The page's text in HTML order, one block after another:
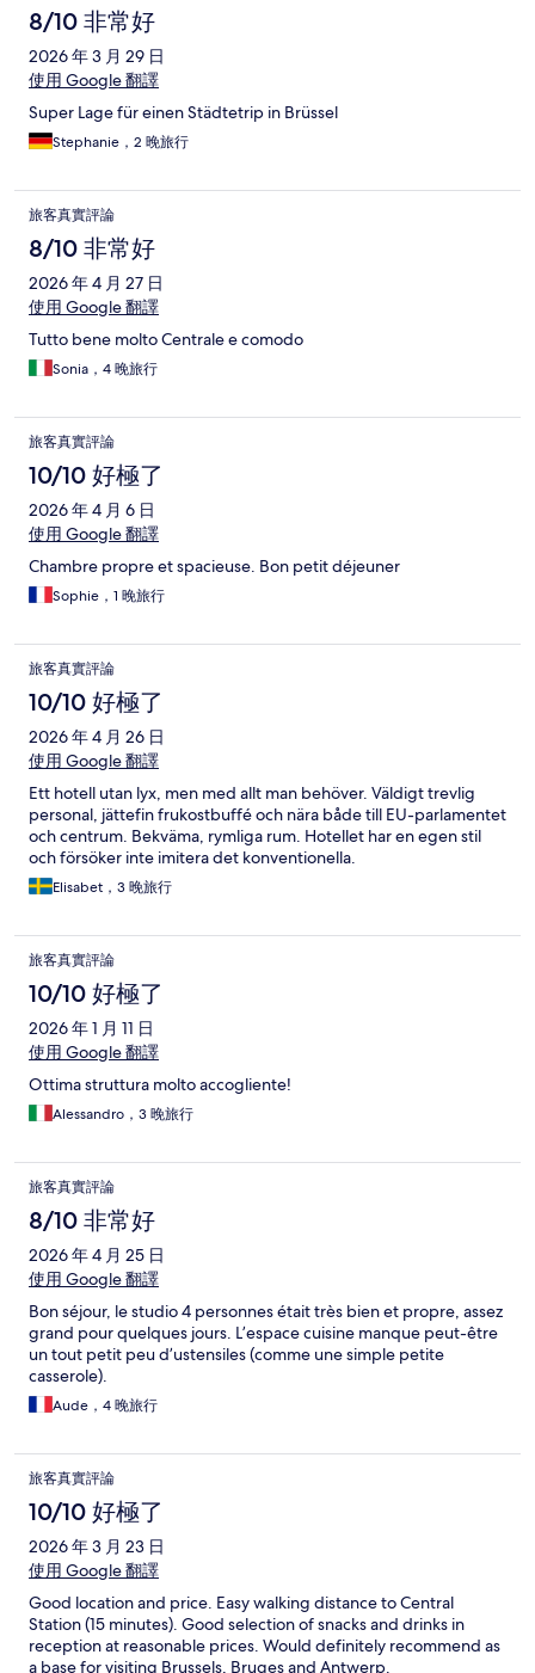
8/10 非常好
2026 年 3 月 29 日
使用 Google 翻譯
Super Lage für einen Städtetrip in Brüssel
Stephanie，2 晚旅行
旅客真實評論
8/10 非常好
2026 年 4 月 27 日
使用 Google 翻譯
Tutto bene molto Centrale e comodo
Sonia，4 晚旅行
旅客真實評論
10/10 好極了
2026 年 4 月 6 日
使用 Google 翻譯
Chambre propre et spacieuse. Bon petit déjeuner
Sophie，1 晚旅行
旅客真實評論
10/10 好極了
2026 年 4 月 26 日
使用 Google 翻譯
Ett hotell utan lyx, men med allt man behöver. Väldigt trevlig
personal, jättefin frukostbuffé och nära både till EU-parlamentet
och centrum. Bekväma, rymliga rum. Hotellet har en egen stil
och försöker inte imitera det konventionella.
Elisabet，3 晚旅行
旅客真實評論
10/10 好極了
2026 年 1 月 11 日
使用 Google 翻譯
Ottima struttura molto accogliente!
Alessandro，3 晚旅行
旅客真實評論
8/10 非常好
2026 年 4 月 25 日
使用 Google 翻譯
Bon séjour, le studio 4 personnes était très bien et propre, assez
grand pour quelques jours. L’espace cuisine manque peut-être
un tout petit peu d’ustensiles (comme une simple petite
casserole).
Aude，4 晚旅行
旅客真實評論
10/10 好極了
2026 年 3 月 23 日
使用 Google 翻譯
Good location and price. Easy walking distance to Central
Station (15 minutes). Good selection of snacks and drinks in
reception at reasonable prices. Would definitely recommend as
a base for visiting Brussels, Bruges and Antwerp.